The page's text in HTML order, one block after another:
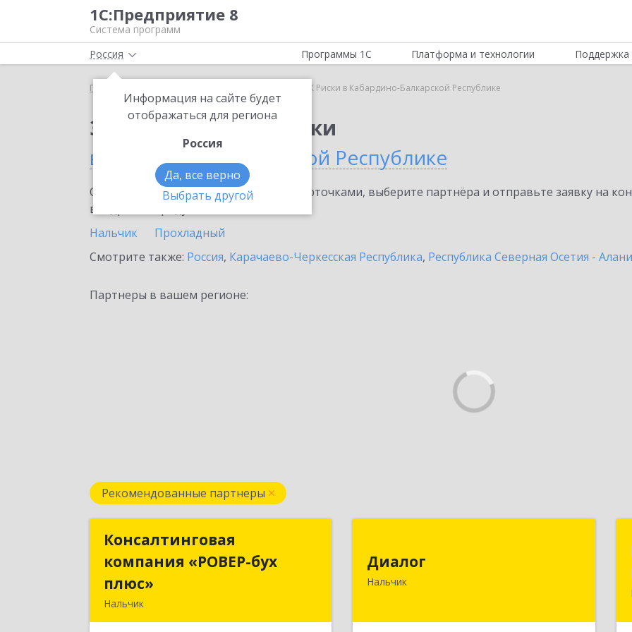
1С:Предприятие 8
Система программ
Россия
Информация на сайте будет
отображаться для региона
Россия
Да, все верно
Выбрать другой
Программы 1С Платформа и технологии Поддержка
Главная 1СПАРК Риски в Кабардино-Балкарской Республике
Заказать 1СПАРК Риски
в Кабардино-Балкарской Республике
Ознакомьтесь с информационными карточками, выберите партнёра и отправьте заявку на
внедрение продукта.
Нальчик
Прохладный
Смотрите также: Россия, Карачаево-Черкесская Республика, Республика Северная Осетия -
Партнеры в вашем регионе:
Рекомендованные партнеры
Консалтинговая
компания «РОВЕР-бух
плюс»
Нальчик
Консалтинговая
компания «РОВЕР-бух
Диалог
Нальчик
360016, Кабардино-Балкарская Респ,
Нальчик г, Калюжного ул, дом № 3,